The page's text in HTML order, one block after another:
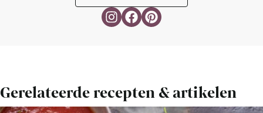
Gerelateerde recepten & artikelen